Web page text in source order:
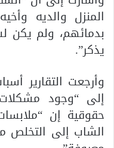
المنزل والديه
بدمائهم، ولم يكن
يذكر”.
وأرجعت التقارير
إلى “وجود
حقوقية إن
الشاب إلى التخلص